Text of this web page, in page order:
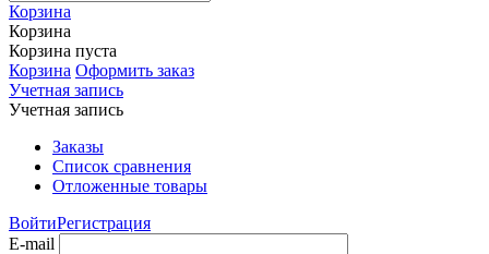
Корзина
Корзина
Корзина пуста
Корзина Оформить заказ
Учетная запись
Учетная запись
Заказы
Список сравнения
Отложенные товары
ВойтиРегистрация
E-mail